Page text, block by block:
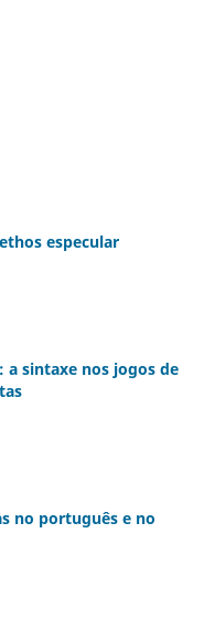
especular
a sintaxe nos jogos de
no português e no